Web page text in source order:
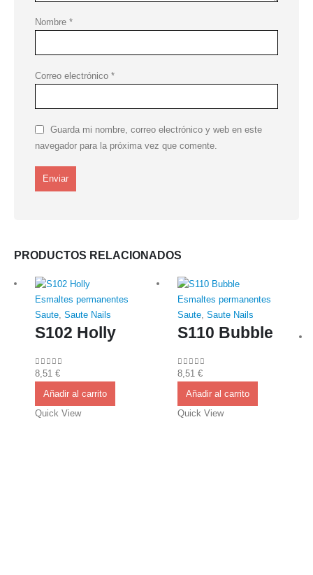
Nombre *
Correo electrónico *
Guarda mi nombre, correo electrónico y web en este
navegador para la próxima vez que comente.
PRODUCTOS RELACIONADOS
Esmaltes permanentes
Saute, Saute Nails
S102 Holly
0out of 5
8,51 €
Añadir al carrito
Quick View
Esmaltes permanentes
Saute, Saute Nails
S110 Bubble
0out of 5
8,51 €
Añadir al carrito
Quick View